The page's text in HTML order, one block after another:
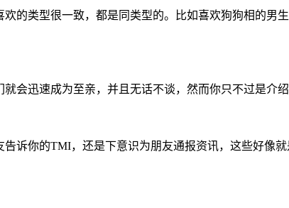
类型很一致，都是同类型的。比如喜欢狗狗相的男
迅速成为至亲，并且无话不谈，然而你只不过是介绍
你的TMI，还是下意识为朋友通报资讯，这些好像